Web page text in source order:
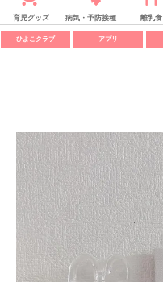
育児グッズ 病気・予防接種 離乳食
ひよこクラブ アプリ